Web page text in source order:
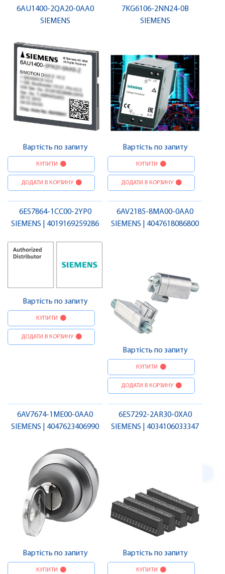
6AU1400-2QA20-0AA0
SIEMENS
Вартість по запиту
КУПИТИ
ДОДАТИ В КОРЗИНУ
7KG6106-2NN24-0B
SIEMENS
Вартість по запиту
КУПИТИ
ДОДАТИ В КОРЗИНУ
6ES7864-1CC00-2YP0
SIEMENS | 4019169259286
Вартість по запиту
КУПИТИ
ДОДАТИ В КОРЗИНУ
6AV2185-8MA00-0AA0
SIEMENS | 4047618086800
Вартість по запиту
КУПИТИ
ДОДАТИ В КОРЗИНУ
6AV7674-1ME00-0AA0
SIEMENS | 4047623406990
Вартість по запиту
КУПИТИ
6ES7292-2AR30-0XA0
SIEMENS | 4034106033347
Вартість по запиту
КУПИТИ